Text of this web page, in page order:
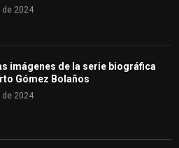
de 2024
imágenes de la serie biográfica
Gómez Bolaños
de 2024